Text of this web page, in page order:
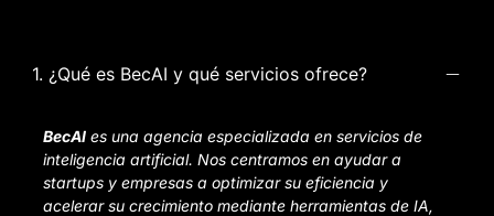
1. ¿Qué es BecAI y qué servicios ofrece?
BecAIes una agencia especializada en servicios de
inteligencia artificial. Nos centramos en ayudar a
startups y empresas a optimizar su eficiencia y
acelerar su crecimiento mediante herramientas de IA,